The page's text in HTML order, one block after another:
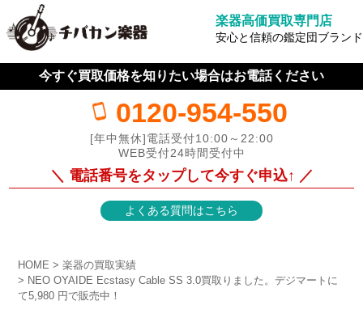
楽器高価買取専門店
安心と信頼の鑑定団ブランド
今すぐ買取価格を知りたい場合はお電話ください
0120-954-550
[年中無休]電話受付10:00～22:00
WEB受付24時間受付中
＼ 電話番号をタップして今すぐ申込↑ ／
よくある質問はこちら
HOME
楽器の買取実績
NEO OYAIDE Ecstasy Cable SS 3.0買取りました。デジマートに
て5,980 円で販売中！